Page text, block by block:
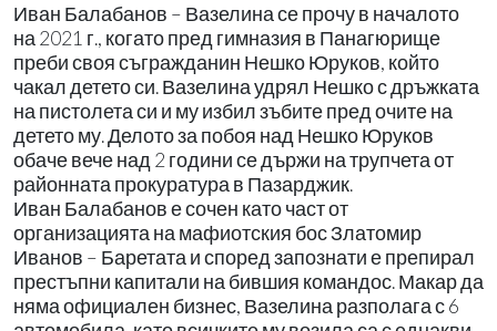
Иван Балабанов – Вазелина се прочу в началото
на 2021 г., когато пред гимназия в Панагюрище
преби своя съгражданин Нешко Юруков, който
чакал детето си. Вазелина удрял Нешко с дръжката
на пистолета си и му избил зъбите пред очите на
детето му. Делото за побоя над Нешко Юруков
обаче вече над 2 години се държи на трупчета от
районната прокуратура в Пазарджик.
Иван Балабанов е сочен като част от
организацията на мафиотския бос Златомир
Иванов – Баретата и според запознати е препирал
престъпни капитали на бившия командос. Макар да
няма официален бизнес, Вазелина разполага с 6